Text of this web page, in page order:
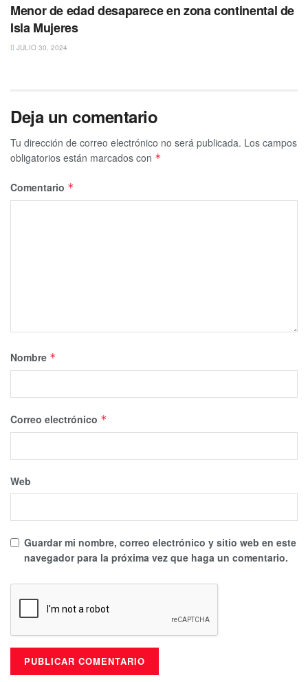
Menor de edad desaparece en zona continental de
Isla Mujeres
JULIO 30, 2024
Deja un comentario
Tu dirección de correo electrónico no será publicada. Los campos
obligatorios están marcados con *
Comentario *
Nombre *
Correo electrónico *
Web
Guardar mi nombre, correo electrónico y sitio web en este
navegador para la próxima vez que haga un comentario.